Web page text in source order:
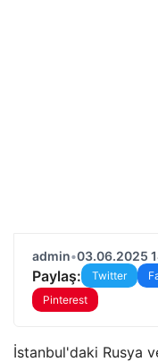
admin•03.06.2025
Paylaş: Twitter
Pinterest
İstanbul'daki Rusya